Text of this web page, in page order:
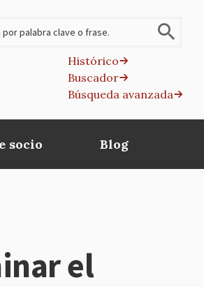
Histórico
Buscador
Búsqueda avanzada
socio Blog
el